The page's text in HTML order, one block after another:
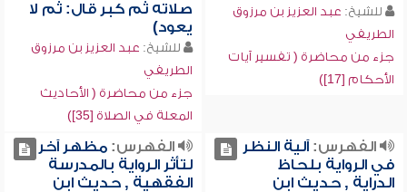
للشيخ: عبد العزيز بن مرزوق
الطريفي
جزء من محاضرة ( تفسير آيات
الأحكام [17])
صلاته ثم كبر قال: ثم لا
يعود)
للشيخ: عبد العزيز بن مرزوق
الطريفي
جزء من محاضرة ( الأحاديث
المعلة في الصلاة [35])
الفهرس:آلية النظر
في الرواية بلحاظ
الدراية , حديث ابن
الفهرس:مظهر آخر
لتأثر الرواية بالمدرسة
الفقهية , حديث ابن